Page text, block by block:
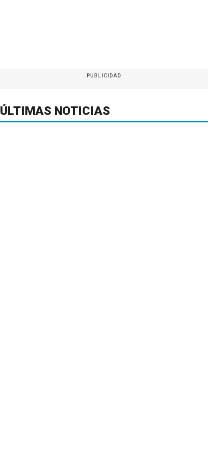
PUBLICIDAD
ÚLTIMAS NOTICIAS